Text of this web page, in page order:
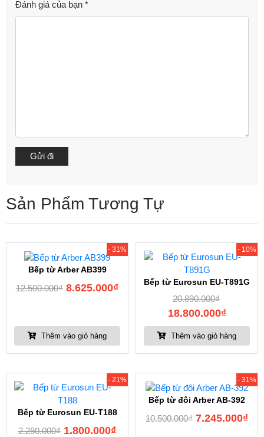
Đánh giá của bạn *
Sản Phẩm Tương Tự
- 31%
Bếp từ Arber AB399
12.500.000₫ 8.625.000₫
Thêm vào giỏ hàng
- 10%
Bếp từ Eurosun EU-T891G
20.890.000₫
18.800.000₫
Thêm vào giỏ hàng
- 21%
Bếp từ Eurosun EU-T188
2.280.000₫ 1.800.000₫
- 31%
Bếp từ đôi Arber AB-392
10.500.000₫ 7.245.000₫